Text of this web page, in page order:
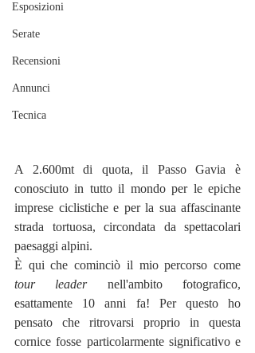
Esposizioni
Serate
Recensioni
Annunci
Tecnica
A 2.600mt di quota, il Passo Gavia è
conosciuto in tutto il mondo per le epiche
imprese ciclistiche e per la sua affascinante
strada tortuosa, circondata da spettacolari
paesaggi alpini.
tour leader nell'ambito fotografico,
esattamente 10 anni fa! Per questo ho
pensato che ritrovarsi proprio in questa
cornice fosse particolarmente significativo e